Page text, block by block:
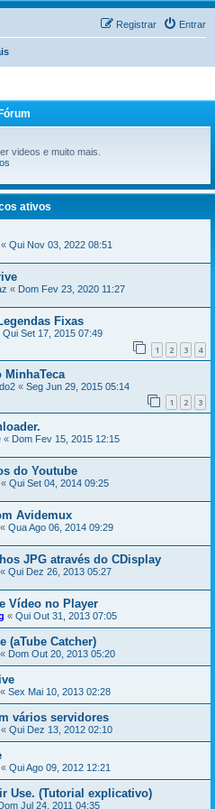
Entrar
Registrar
Fórum
videos e muito mais.
ativos
« Qui Nov 03, 2022 08:51
« Dom Fev 23, 2020 11:27
Fixas
Qui Set 17, 2015 07:49
1 2 3 4
MinhaTeca
« Seg Jun 29, 2015 05:14
1 2 3
« Dom Fev 15, 2015 12:15
do Youtube
« Qui Set 04, 2014 09:25
Avidemux
« Qua Ago 06, 2014 09:29
JPG através do CDisplay
« Qui Dez 26, 2013 05:27
Vídeo no Player
« Qui Out 31, 2013 07:05
(aTube Catcher)
« Dom Out 20, 2013 05:20
« Sex Mai 10, 2013 02:28
vários servidores
« Qui Dez 13, 2012 02:10
« Qui Ago 09, 2012 12:21
Use. (Tutorial explicativo)
Dom Jul 24, 2011 04:35